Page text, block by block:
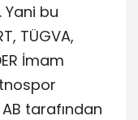
Yani bu
TÜGVA,
İmam
tarafından